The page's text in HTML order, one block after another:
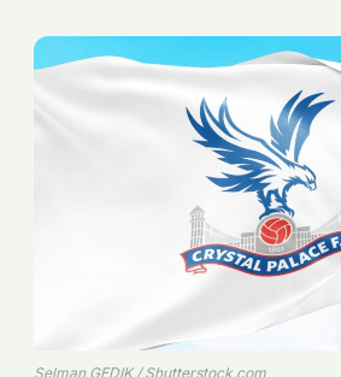
Selman GEDIK / Shutterstock.com